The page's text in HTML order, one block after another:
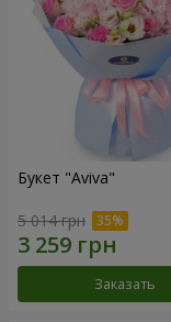
Букет "Aviva"
5 014 грн
Заказать